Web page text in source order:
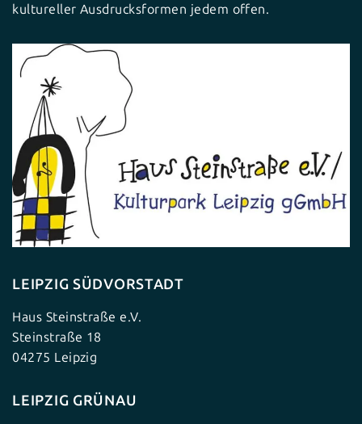
kultureller Ausdrucksformen jedem offen.
LEIPZIG SÜDVORSTADT
Haus Steinstraße e.V.
Steinstraße 18
04275 Leipzig
LEIPZIG GRÜNAU